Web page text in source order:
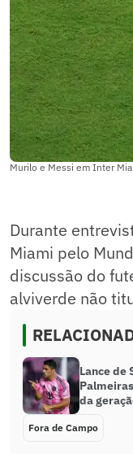
Murilo e Messi em Inter
Durante
Miami pelo
discussão do
alviverde não
Lance de
da
Fora de Campo